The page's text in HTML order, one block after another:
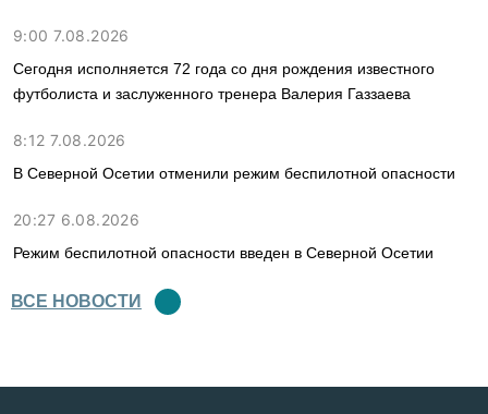
9:00 7.08.2026
Сегодня исполняется 72 года со дня рождения известного
футболиста и заслуженного тренера Валерия Газзаева
8:12 7.08.2026
В Северной Осетии отменили режим беспилотной опасности
20:27 6.08.2026
Режим беспилотной опасности введен в Северной Осетии
ВСЕ НОВОСТИ